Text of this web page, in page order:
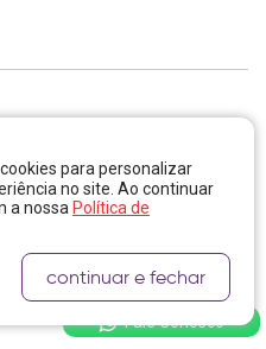
monitores
para conexão sem fio a
para personalizar
no site. Ao continuar
a nossa Política de
continuar e fechar
Fale Conosco